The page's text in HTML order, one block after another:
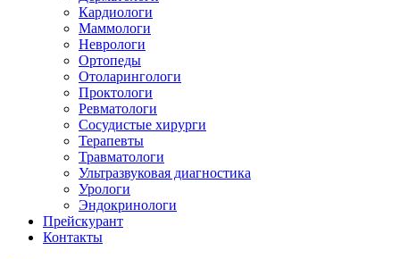
Кардиологи
Маммологи
Неврологи
Ортопеды
Отоларингологи
Проктологи
Ревматологи
Сосудистые хирурги
Терапевты
Травматологи
Ультразвуковая диагностика
Урологи
Эндокринологи
Прейскурант
Контакты